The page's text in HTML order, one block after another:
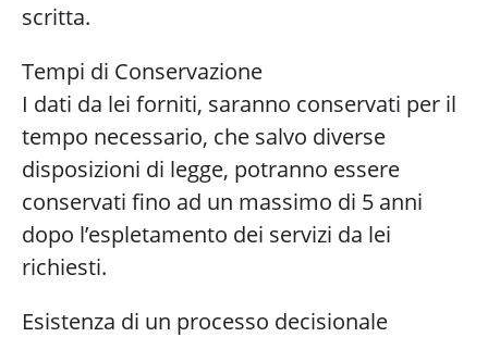
scritta.
Tempi di Conservazione
I dati da lei forniti, saranno conservati per il
tempo necessario, che salvo diverse
disposizioni di legge, potranno essere
conservati fino ad un massimo di 5 anni
dopo l’espletamento dei servizi da lei
richiesti.
Esistenza di un processo decisionale